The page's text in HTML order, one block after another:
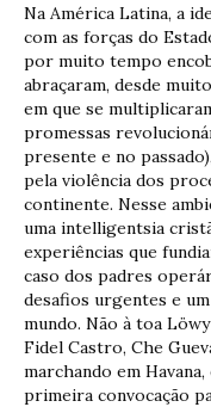
Na América Latina, a
com as forças do
por muito tempo
abraçaram, desde
em que se
promessas
presente e no
pela violência dos
continente. Nesse
uma intelligentsia
experiências que
caso dos padres
desafios urgentes e
mundo. Não à toa
Fidel Castro, Che
marchando em
primeira convocação